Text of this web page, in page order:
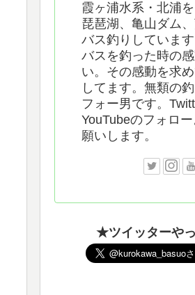
霞ヶ浦水系・北浦を
琵琶湖、亀山ダム
バス釣りしていま
バスを釣った時の
い。その感動を求
してます。無類の
フォー男です。
YouTubeのフォロ
願いします。
★ツイッターや